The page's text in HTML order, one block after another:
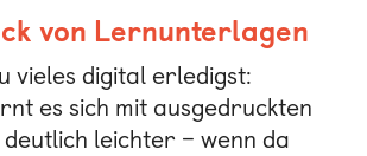
von Lernunterlagen
vieles digital erledigst:
es sich mit ausgedruckten
leichter – wenn da